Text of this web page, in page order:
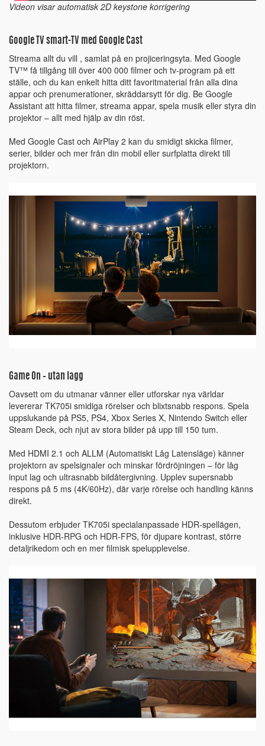
Videon visar automatisk 2D keystone korrigering
Google TV smart-TV med Google Cast
Streama allt du vill , samlat på en projiceringsyta. Med Google
TV™ få tillgång till över 400 000 filmer och tv-program på ett
ställe, och du kan enkelt hitta ditt favoritmaterial från alla dina
appar och prenumerationer, skräddarsytt för dig. Be Google
Assistant att hitta filmer, streama appar, spela musik eller styra din
projektor – allt med hjälp av din röst.
Med Google Cast och AirPlay 2 kan du smidigt skicka filmer,
serier, bilder och mer från din mobil eller surfplatta direkt till
projektorn.
Game On – utan lagg
Oavsett om du utmanar vänner eller utforskar nya världar
levererar TK705i smidiga rörelser och blixtsnabb respons. Spela
uppslukande på PS5, PS4, Xbox Series X, Nintendo Switch eller
Steam Deck, och njut av stora bilder på upp till 150 tum.
Med HDMI 2.1 och ALLM (Automatiskt Låg Latensläge) känner
projektorn av spelsignaler och minskar fördröjningen – för låg
input lag och ultrasnabb bildåtergivning. Upplev supersnabb
respons på 5 ms (4K/60Hz), där varje rörelse och handling känns
direkt.
Dessutom erbjuder TK705i specialanpassade HDR-spellägen,
inklusive HDR-RPG och HDR-FPS, för djupare kontrast, större
detaljrikedom och en mer filmisk spelupplevelse.